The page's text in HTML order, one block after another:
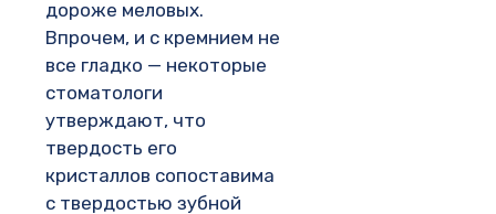
дороже меловых.
Впрочем, и с кремнием не
все гладко — некоторые
стоматологи
утверждают, что
твердость его
кристаллов сопоставима
с твердостью зубной